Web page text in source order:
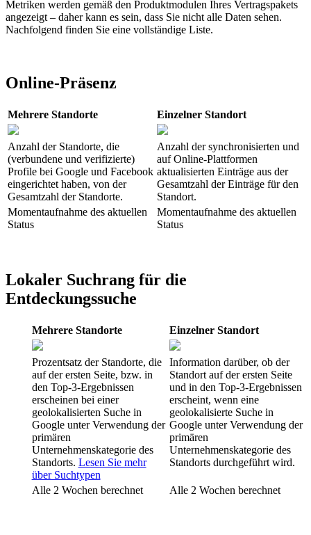
Metriken werden gemäß den Produktmodulen Ihres Vertragspakets
angezeigt – daher kann es sein, dass Sie nicht alle Daten sehen.
Nachfolgend finden Sie eine vollständige Liste.
Online-Präsenz
Mehrere Standorte Einzelner Standort
Anzahl der Standorte, die
(verbundene und verifizierte)
Profile bei Google und Facebook
eingerichtet haben, von der
Gesamtzahl der Standorte.
Anzahl der synchronisierten und
auf Online-Plattformen
aktualisierten Einträge aus der
Gesamtzahl der Einträge für den
Standort.
Momentaufnahme des aktuellen
Status
Momentaufnahme des aktuellen
Status
Lokaler Suchrang für die
Entdeckungssuche
Mehrere Standorte Einzelner Standort
Prozentsatz der Standorte, die
auf der ersten Seite, bzw. in
den Top-3-Ergebnissen
erscheinen bei einer
geolokalisierten Suche in
Google unter Verwendung der
primären
Unternehmenskategorie des
Standorts. Lesen Sie mehr
über Suchtypen
Information darüber, ob der
Standort auf der ersten Seite
und in den Top-3-Ergebnissen
erscheint, wenn eine
geolokalisierte Suche in
Google unter Verwendung der
primären
Unternehmenskategorie des
Standorts durchgeführt wird.
Alle 2 Wochen berechnet Alle 2 Wochen berechnet